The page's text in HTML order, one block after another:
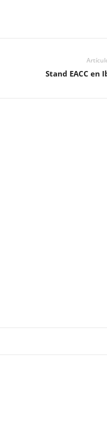
Stand EACC en